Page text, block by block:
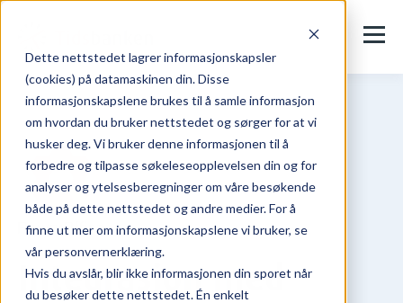
Dette nettstedet lagrer informasjonskapsler
(cookies) på datamaskinen din. Disse
informasjonskapslene brukes til å samle informasjon
om hvordan du bruker nettstedet og sørger for at vi
husker deg. Vi bruker denne informasjonen til å
forbedre og tilpasse søkeleseopplevelsen din og for
analyser og ytelsesberegninger om våre besøkende
både på dette nettstedet og andre medier. For å
finne ut mer om informasjonskapslene vi bruker, se
vår personvernerklæring.
Hvis du avslår, blir ikke informasjonen din sporet når
du besøker dette nettstedet. Én enkelt
Integrasjon med